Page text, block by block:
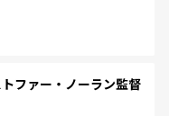
ファー・ノーラン監督